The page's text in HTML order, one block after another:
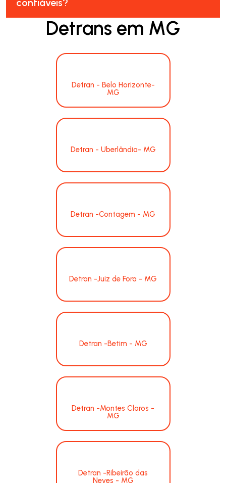
Detrans em MG
Detran - Belo Horizonte-
MG
Detran - Uberlândia- MG
Detran -Contagem - MG
Detran -Juiz de Fora - MG
Detran -Betim - MG
Detran -Montes Claros -
MG
Detran -Ribeirão das
Neves - MG